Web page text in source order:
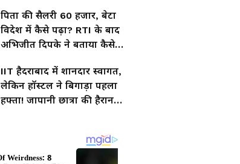
जीत रहा?
पिता की सैलरी 60 हजार, बेटा
विदेश में कैसे पढ़ा? RTI के बाद
अभिजीत दिपके ने बताया कैसे
IIT हैदराबाद में शानदार स्वागत,
लेकिन हॉस्टल ने बिगाड़ा पहला
हफ्ता! जापानी छात्रा की हैरान